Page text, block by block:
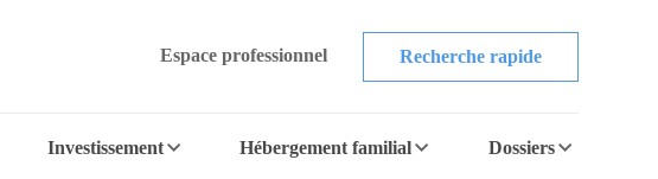
Espace professionnel Recherche rapide
Investissement Hébergement familial Dossiers